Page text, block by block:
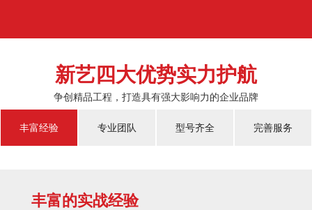
新艺四大优势实力护航
争创精品工程，打造具有强大影响力的企业品牌
丰富经验 专业团队 型号齐全 完善服务
丰富的实战经验